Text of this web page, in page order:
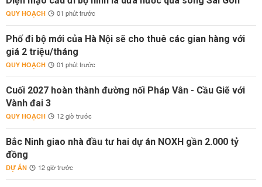
QUY HOẠCH 01 phút trước
Phố đi bộ mới của Hà Nội sẽ cho thuê các gian hàng với
giá 2 triệu/tháng
QUY HOẠCH 01 phút trước
Cuối 2027 hoàn thành đường nối Pháp Vân - Cầu Giẽ với
Vành đai 3
QUY HOẠCH 12 giờ trước
Bắc Ninh giao nhà đầu tư hai dự án NOXH gần 2.000 tỷ
đồng
DỰ ÁN 12 giờ trước